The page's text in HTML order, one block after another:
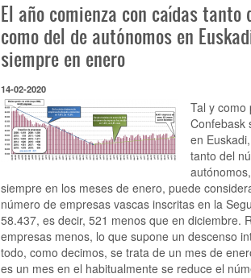
Bruselas
en
una
jornada
europea
prácticas
en
formación,
orientación
educación
superior
El año comienza con caídas tanto
como del de autónomos en
siempre en enero
14-02-2020
Tal y como
Confebask
en
tanto del
siempre en los meses de enero, puede
número de empresas vascas inscritas en la
58.437, es decir, 521 menos que en diciembre.
empresas menos, lo que supone un descenso
todo, como decimos, se trata de un mes de
es un mes en el habitualmente se reduce el